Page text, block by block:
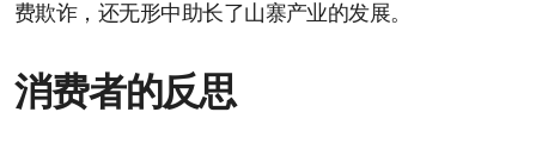
费欺诈，还无形中助长了山寨产业的发展。
消费者的反思